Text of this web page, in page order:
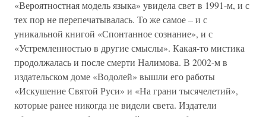
«Вероятностная модель языка» увидела свет в 1991-м, и с
тех пор не перепечатывалась. То же самое – и с
уникальной книгой «Спонтанное сознание», и с
«Устремленностью в другие смыслы». Какая-то мистика
продолжалась и после смерти Налимова. В 2002-м в
издательском доме «Водолей» вышли его работы
«Искушение Святой Руси» и «На грани тысячелетий»,
которые ранее никогда не видели света. Издатели